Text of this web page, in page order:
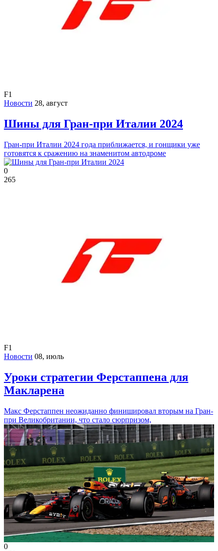
F1
Новости 28, август
Шины для Гран-при Италии 2024
Гран-при Италии 2024 года приближается, и гонщики уже
готовятся к сражению на знаменитом автодроме
0
265
F1
Новости 08, июль
Уроки стратегии Ферстаппена для
Макларена
Макс Ферстаппен неожиданно финишировал вторым на Гран-
при Великобритании, что стало сюрпризом,
0